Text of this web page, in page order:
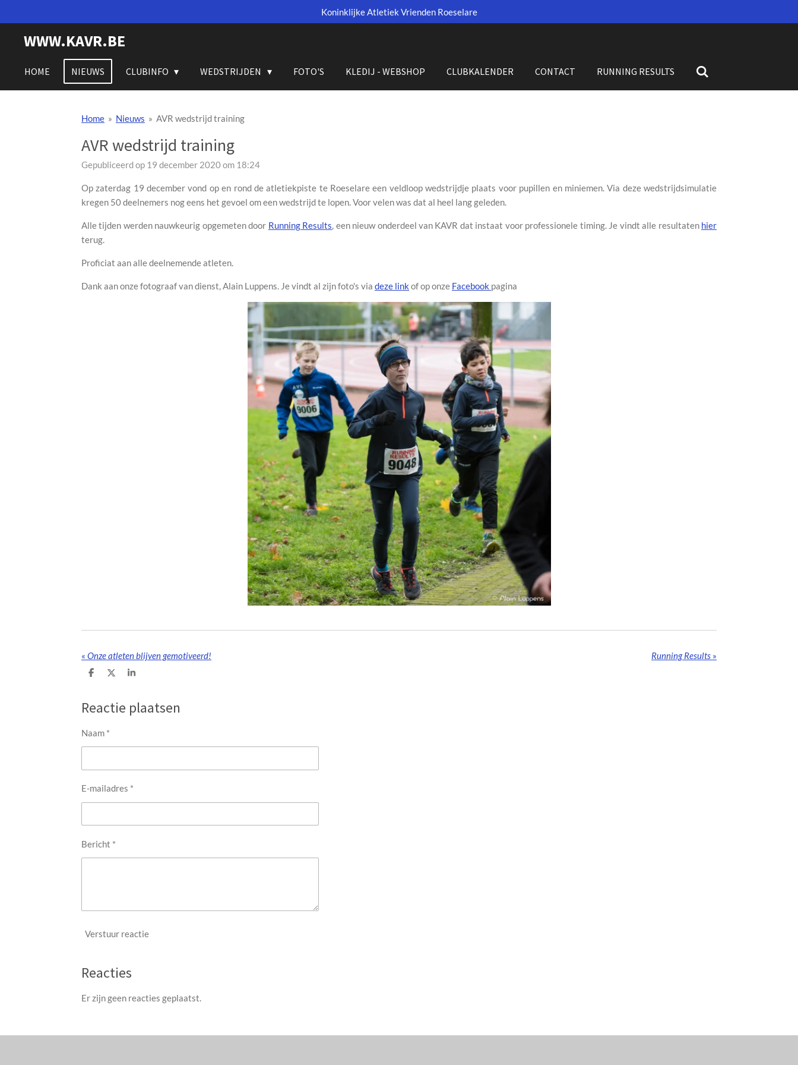
direct
hoofdinhoud
Koninklijke Atletiek Vrienden Roeselare
WWW.KAVR.BE
HOME NIEUWS CLUBINFO WEDSTRIJDEN FOTO'S KLEDIJ - WEBSHOP CLUBKALENDER CONTACT RUNNING RESULTS
Home » Nieuws » AVR wedstrijd training
AVR wedstrijd training
Gepubliceerd op 19 december 2020 om 18:24
Op zaterdag 19 december vond op en rond de atletiekpiste te Roeselare een veldloop wedstrijdje plaats voor pupillen en miniemen. Via deze wedstrijdsimulatie
kregen 50 deelnemers nog eens het gevoel om een wedstrijd te lopen. Voor velen was dat al heel lang geleden.
Alle tijden werden nauwkeurig opgemeten door Running Results, een nieuw onderdeel van KAVR dat instaat voor professionele timing. Je vindt alle resultaten hier
terug.
Proficiat aan alle deelnemende atleten.
Dank aan onze fotograaf van dienst, Alain Luppens. Je vindt al zijn foto's via deze link of op onze Facebook pagina
« Onze atleten blijven gemotiveerd! Running Results »
D
n
D
l
S
e
Reactie plaatsen
Naam *
E-mailadres *
Bericht *
Verstuur reactie
Reacties
Er zijn geen reacties geplaatst.